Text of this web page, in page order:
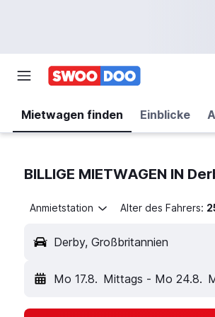
Mietwagen finden Einblicke
BILLIGE MIETWAGEN IN
Anmietstation Alter des Fahrers:
Derby, Großbritannien
Mo 17.8. Mittags - Mo 24.8.